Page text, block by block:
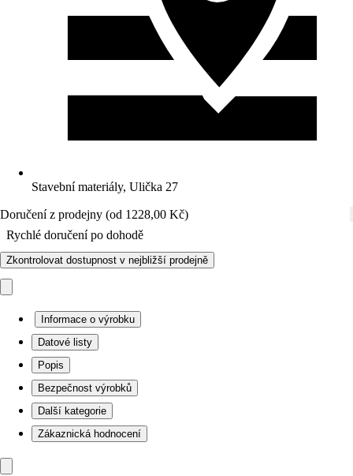
Stavební materiály, Ulička 27
Doručení z prodejny (od 1228,00 Kč)
Rychlé doručení po dohodě
Zkontrolovat dostupnost v nejbližší prodejně
Informace o výrobku
Datové listy
Popis
Bezpečnost výrobků
Další kategorie
Zákaznická hodnocení